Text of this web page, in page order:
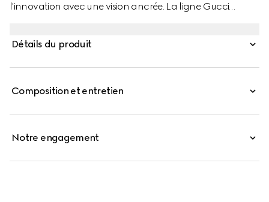
l'innovation avec une vision ancrée. La ligne Gucci
fabriquée en toile GG enduite dans de nouvelles teintes
Détails du produit
Composition et entretien
Notre engagement